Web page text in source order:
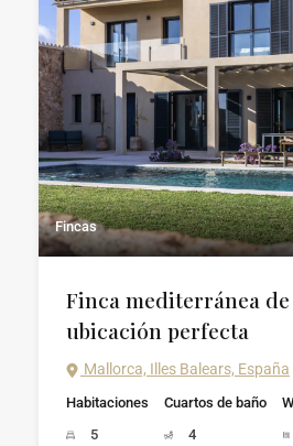
Fincas
Finca mediterránea
ubicación perfecta
Mallorca, Illes Balears, España
Habitaciones
5
Cuartos de baño
4